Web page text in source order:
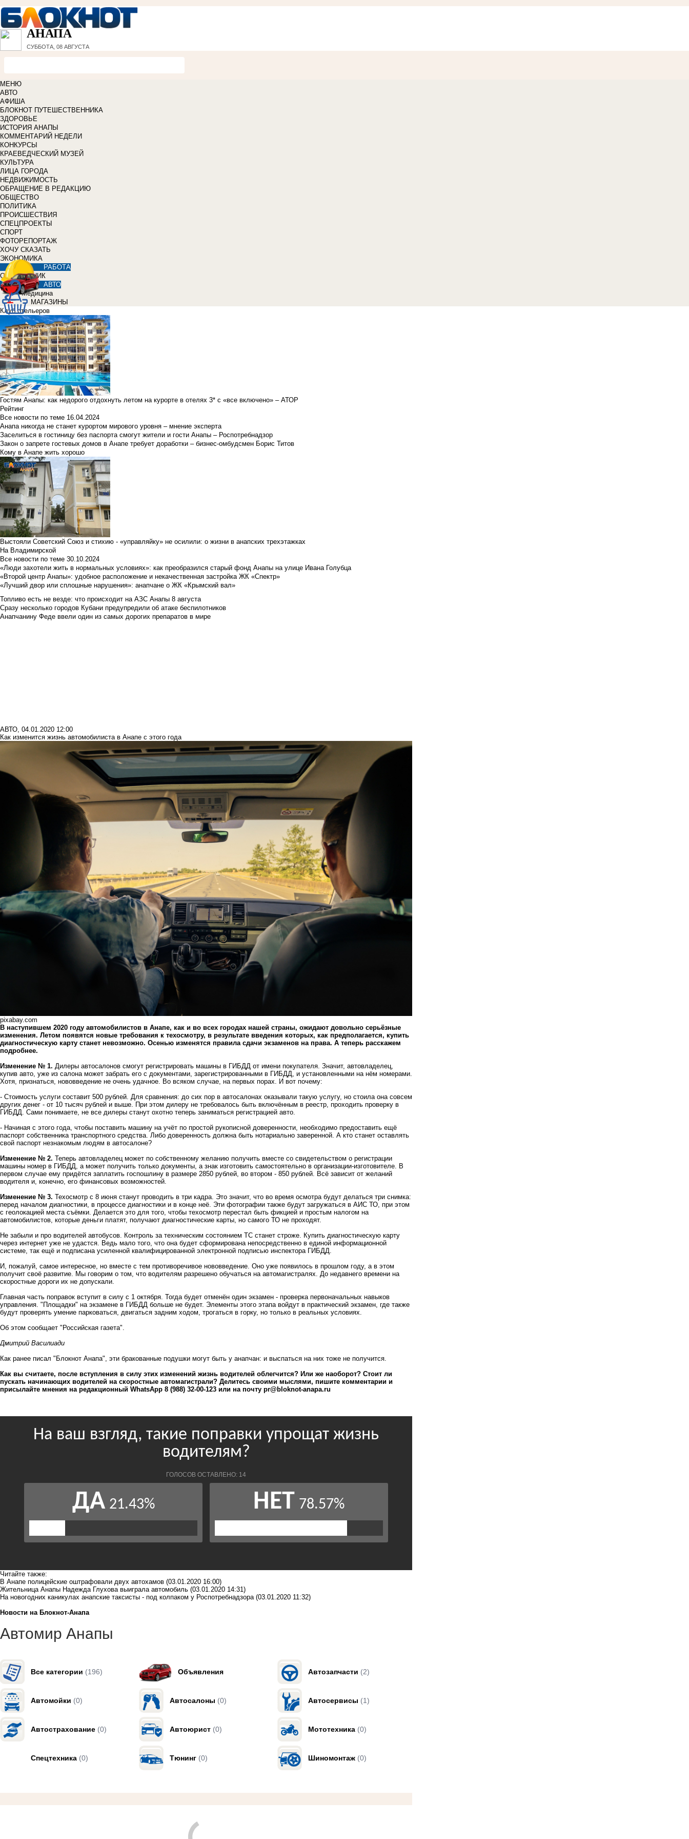
АНАПА
СУББОТА, 08 АВГУСТА
МЕНЮ
АВТО
АФИША
БЛОКНОТ ПУТЕШЕСТВЕННИКА
ЗДОРОВЬЕ
ИСТОРИЯ АНАПЫ
КОММЕНТАРИЙ НЕДЕЛИ
КОНКУРСЫ
КРАЕВЕДЧЕСКИЙ МУЗЕЙ
КУЛЬТУРА
ЛИЦА ГОРОДА
НЕДВИЖИМОСТЬ
ОБРАЩЕНИЕ В РЕДАКЦИЮ
ОБЩЕСТВО
ПОЛИТИКА
ПРОИСШЕСТВИЯ
СПЕЦПРОЕКТЫ
СПОРТ
ФОТОРЕПОРТАЖ
ХОЧУ СКАЗАТЬ
ЭКОНОМИКА
РАБОТА
СПРАВОЧНИК
АВТО
Медицина
МАГАЗИНЫ
Клуб отельеров
Гостям Анапы: как недорого отдохнуть летом на курорте в отелях 3* с «все включено» – АТОР
Рейтинг
Все новости по теме 16.04.2024
Анапа никогда не станет курортом мирового уровня – мнение эксперта
Заселиться в гостиницу без паспорта смогут жители и гости Анапы – Роспотребнадзор
Закон о запрете гостевых домов в Анапе требует доработки – бизнес-омбудсмен Борис Титов
Кому в Анапе жить хорошо
Выстояли Советский Союз и стихию - «управляйку» не осилили: о жизни в анапских трехэтажках
На Владимирской
Все новости по теме 30.10.2024
«Люди захотели жить в нормальных условиях»: как преобразился старый фонд Анапы на улице Ивана Голубца
«Второй центр Анапы»: удобное расположение и некачественная застройка ЖК «Спектр»
«Лучший двор или сплошные нарушения»: анапчане о ЖК «Крымский вал»
Топливо есть не везде: что происходит на АЗС Анапы 8 августа
Сразу несколько городов Кубани предупредили об атаке беспилотников
Анапчанину Феде ввели один из самых дорогих препаратов в мире
АВТО, 04.01.2020 12:00
Как изменится жизнь автомобилиста в Анапе с этого года
pixabay.com
В наступившем 2020 году автомобилистов в Анапе, как и во всех городах нашей страны, ожидают довольно серьёзные
изменения. Летом появятся новые требования к техосмотру, в результате введения которых, как предполагается, купить
диагностическую карту станет невозможно. Осенью изменятся правила сдачи экзаменов на права. А теперь расскажем
подробнее.
Изменение № 1. Дилеры автосалонов смогут регистрировать машины в ГИБДД от имени покупателя. Значит, автовладелец,
купив авто, уже из салона может забрать его с документами, зарегистрированными в ГИБДД, и установленными на нём номерами.
Хотя, признаться, нововведение не очень удачное. Во всяком случае, на первых порах. И вот почему:
- Стоимость услуги составит 500 рублей. Для сравнения: до сих пор в автосалонах оказывали такую услугу, но стоила она совсем
других денег - от 10 тысяч рублей и выше. При этом дилеру не требовалось быть включённым в реестр, проходить проверку в
ГИБДД. Сами понимаете, не все дилеры станут охотно теперь заниматься регистрацией авто.
- Начиная с этого года, чтобы поставить машину на учёт по простой рукописной доверенности, необходимо предоставить ещё
паспорт собственника транспортного средства. Либо доверенность должна быть нотариально заверенной. А кто станет оставлять
свой паспорт незнакомым людям в автосалоне?
Изменение № 2. Теперь автовладелец может по собственному желанию получить вместе со свидетельством о регистрации
машины номер в ГИБДД, а может получить только документы, а знак изготовить самостоятельно в организации-изготовителе. В
первом случае ему придётся заплатить госпошлину в размере 2850 рублей, во втором - 850 рублей. Всё зависит от желаний
водителя и, конечно, его финансовых возможностей.
Изменение № 3. Техосмотр с 8 июня станут проводить в три кадра. Это значит, что во время осмотра будут делаться три снимка:
перед началом диагностики, в процессе диагностики и в конце неё. Эти фотографии также будут загружаться в АИС ТО, при этом
с геолокацией места съёмки. Делается это для того, чтобы техосмотр перестал быть фикцией и простым налогом на
автомобилистов, которые деньги платят, получают диагностические карты, но самого ТО не проходят.
Не забыли и про водителей автобусов. Контроль за техническим состоянием ТС станет строже. Купить диагностическую карту
через интернет уже не удастся. Ведь мало того, что она будет сформирована непосредственно в единой информационной
системе, так ещё и подписана усиленной квалифицированной электронной подписью инспектора ГИБДД.
И, пожалуй, самое интересное, но вместе с тем противоречивое нововведение. Оно уже появилось в прошлом году, а в этом
получит своё развитие. Мы говорим о том, что водителям разрешено обучаться на автомагистралях. До недавнего времени на
скоростные дороги их не допускали.
Главная часть поправок вступит в силу с 1 октября. Тогда будет отменён один экзамен - проверка первоначальных навыков
управления. "Площадки" на экзамене в ГИБДД больше не будет. Элементы этого этапа войдут в практический экзамен, где также
будут проверять умение парковаться, двигаться задним ходом, трогаться в горку, но только в реальных условиях.
Об этом сообщает "Российская газета".
Дмитрий Василиади
Как ранее писал "Блокнот Анапа", эти бракованные подушки могут быть у анапчан: и выспаться на них тоже не получится.
Как вы считаете, после вступления в силу этих изменений жизнь водителей облегчится? Или же наоборот? Стоит ли
пускать начинающих водителей на скоростные автомагистрали? Делитесь своими мыслями, пишите комментарии и
присылайте мнения на редакционный WhatsApp 8 (988) 32-00-123 или на почту pr@bloknot-anapa.ru
Читайте также:
В Анапе полицейские оштрафовали двух автохамов (03.01.2020 16:00)
Жительница Анапы Надежда Глухова выиграла автомобиль (03.01.2020 14:31)
На новогодних каникулах анапские таксисты - под колпаком у Роспотребнадзора (03.01.2020 11:32)
Новости на Блoкнoт-Анапа
Автомир Анапы
Все категории (196) Объявления Автозапчасти (2)
Автомойки (0) Автосалоны (0) Автосервисы (1)
Автострахование (0) Автоюрист (0) Мототехника (0)
Спецтехника (0) Тюнинг (0) Шиномонтаж (0)